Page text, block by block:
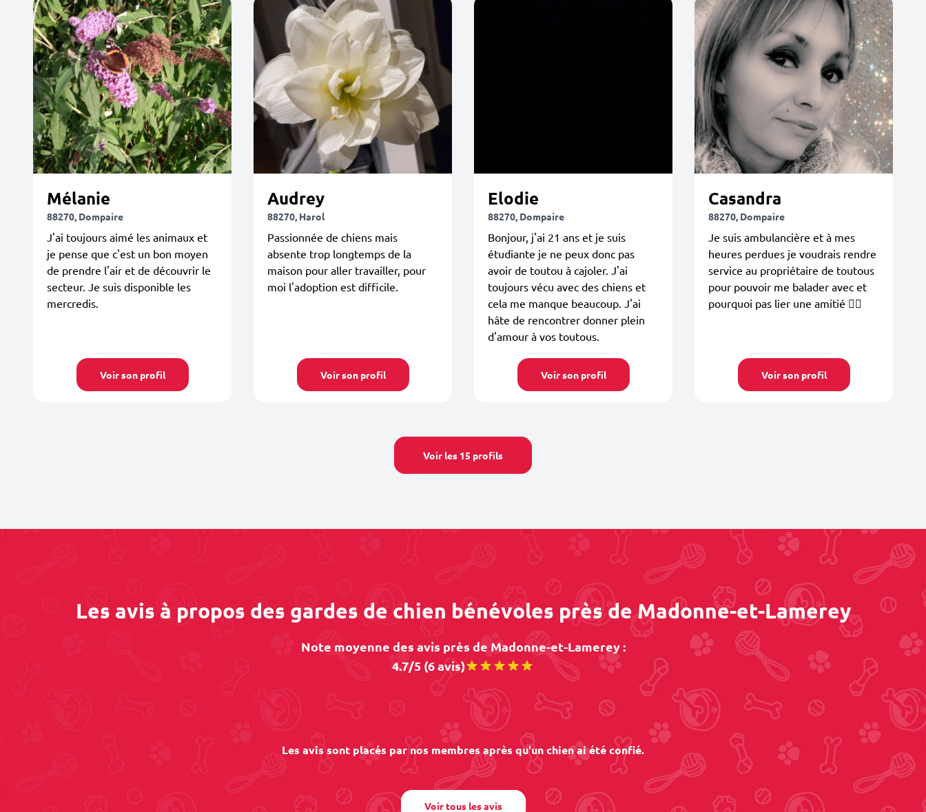
Mélanie
88270, Dompaire
J'ai toujours aimé les animaux et
je pense que c'est un bon moyen
de prendre l'air et de découvrir le
secteur. Je suis disponible les
mercredis.
Voir son profil
Audrey
88270, Harol
Passionnée de chiens mais
absente trop longtemps de la
maison pour aller travailler, pour
moi l'adoption est difficile.
Voir son profil
Elodie
88270, Dompaire
Bonjour, j'ai 21 ans et je suis
étudiante je ne peux donc pas
avoir de toutou à cajoler. J'ai
toujours vécu avec des chiens et
cela me manque beaucoup. J'ai
hâte de rencontrer donner plein
d'amour à vos toutous.
Voir son profil
Casandra
88270, Dompaire
Je suis ambulancière et à mes
heures perdues je voudrais rendre
service au propriétaire de toutous
pour pouvoir me balader avec et
pourquoi pas lier une amitié 👍🏻
Voir son profil
Voir les 15 profils
Les avis à propos des gardes de chien bénévoles près de Madonne-et-Lamerey
Note moyenne des avis près de Madonne-et-Lamerey :
4.7/5 (6 avis)
Les avis sont placés par nos membres après qu'un chien ai été confié.
Voir tous les avis